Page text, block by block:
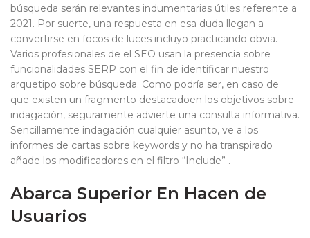
búsqueda serán relevantes indumentarias útiles referente a
2021. Por suerte, una respuesta en esa duda llegan a
convertirse en focos de luces incluyo practicando obvia.
Varios profesionales de el SEO usan la presencia sobre
funcionalidades SERP con el fin de identificar nuestro
arquetipo sobre búsqueda. Como podrí­a ser, en caso de
que existen un fragmento destacadoen los objetivos sobre
indagación, seguramente advierte una consulta informativa.
Sencillamente indagación cualquier asunto, ve a los
informes de cartas sobre keywords y no ha transpirado
añade los modificadores en el filtro “Include” .
Abarca Superior En Hacen de
Usuarios